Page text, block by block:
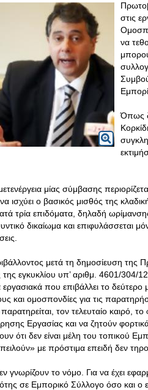
στις
να
Όπως
μίας σύμβασης
ισχύει ο βασικός μισθός της
τρία επιδόματα, δηλαδή
δικαίωμα και επιφυλάσσεται
μετά τη δημοσίευση
της εγκυκλίου υπ’ αριθμ. 4601/
που επιβάλλει το
και ομοσπονδίες για τις
τον τελευταίο καιρό,
Εργασίας και να ζητούν
ότι δεν είναι μέλη του τοπικού
με πρόστιμα επειδή δεν
γνωρίζουν το νόμο. Για να έχει
σε Εμπορικό Σύλλογο όσο και ο